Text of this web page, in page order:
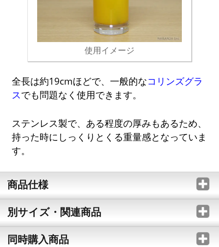
使用イメージ
全長は約19cmほどで、一般的なコリンズグラ
スでも問題なく使用できます。
ステンレス製で、ある程度の厚みもあるため、
持った時にしっくりとくる重量感となっていま
す。
商品仕様
別サイズ・関連商品
同時購入商品